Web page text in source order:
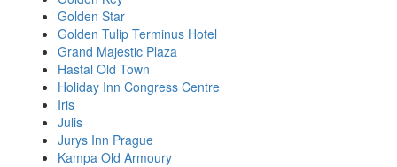
Golden Star
Golden Tulip Terminus Hotel
Grand Majestic Plaza
Hastal Old Town
Holiday Inn Congress Centre
Iris
Julis
Jurys Inn Prague
Kampa Old Armoury